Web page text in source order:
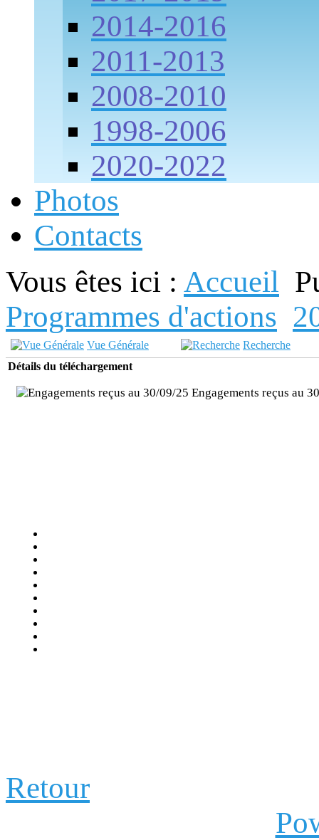
2014-2016
2011-2013
2008-2010
1998-2006
2020-2022
Photos
Contacts
Vous êtes ici : Accueil
Programmes d'actions
Vue Générale
Recherche
Détails du téléchargement
Engagements reçus au
Retour